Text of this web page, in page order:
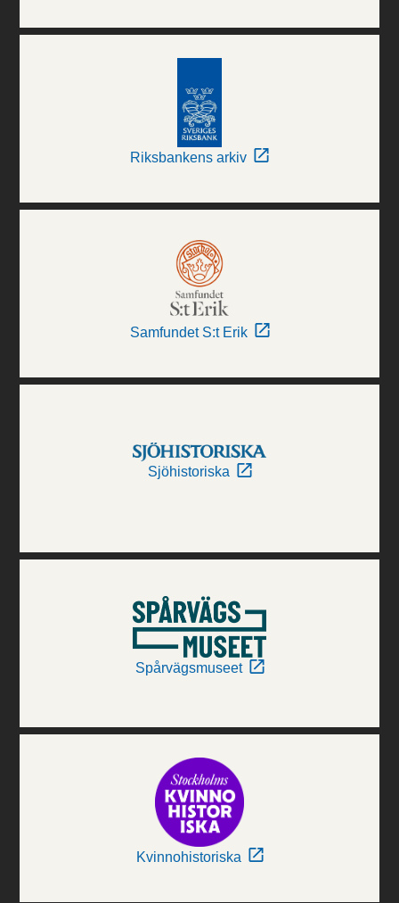
Riksbankens arkiv
Samfundet S:t Erik
Sjöhistoriska
Spårvägsmuseet
Kvinnohistoriska